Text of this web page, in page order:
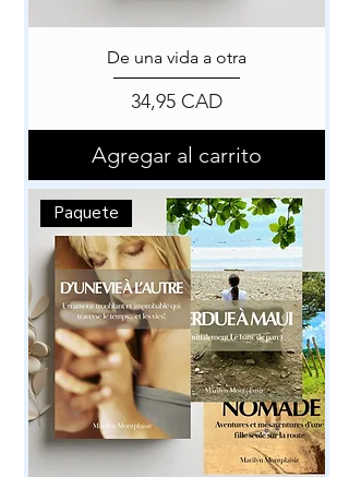
De una vida a otra
Precio
34,95 CAD
Agregar al carrito
Paquete